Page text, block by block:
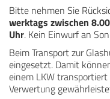
Bitte nehmen Sie
werktags zwischen
Uhr. Kein Einwurf an
Beim Transport zur
eingesetzt. Damit
einem LKW
Verwertung